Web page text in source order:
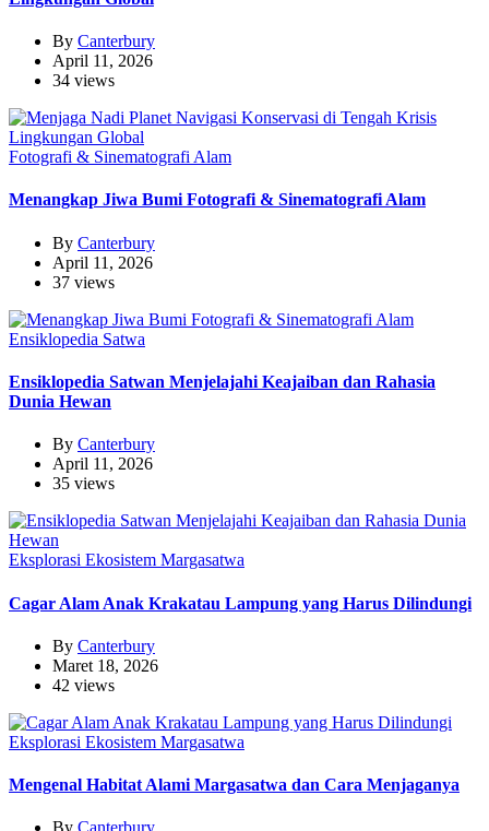
By Canterbury
April 11, 2026
34 views
Fotografi & Sinematografi Alam
Menangkap Jiwa Bumi Fotografi & Sinematografi Alam
By Canterbury
April 11, 2026
37 views
Ensiklopedia Satwa
Ensiklopedia Satwan Menjelajahi Keajaiban dan Rahasia
Dunia Hewan
By Canterbury
April 11, 2026
35 views
Eksplorasi Ekosistem Margasatwa
Cagar Alam Anak Krakatau Lampung yang Harus Dilindungi
By Canterbury
Maret 18, 2026
42 views
Eksplorasi Ekosistem Margasatwa
Mengenal Habitat Alami Margasatwa dan Cara Menjaganya